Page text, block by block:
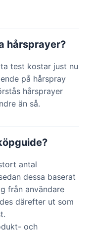
hårsprayer?
test kostar just nu
på hårspray
hårsprayer
än så.
antal
dessa baserat
från användare
därefter ut som
och